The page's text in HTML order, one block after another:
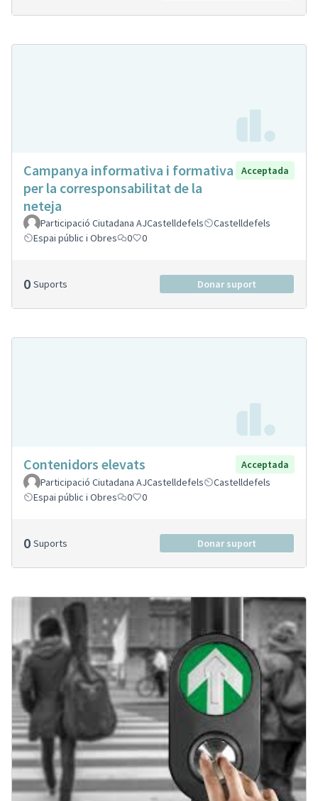
Campanya informativa i formativa
per la corresponsabilitat de la
neteja
Acceptada
Participació Ciutadana AJCastelldefels
Castelldefels
Espai públic i Obres
0 0
0 Suports Donar suport
Contenidors elevats
Acceptada
Participació Ciutadana AJCastelldefels
Castelldefels
Espai públic i Obres
0 0
0 Suports Donar suport